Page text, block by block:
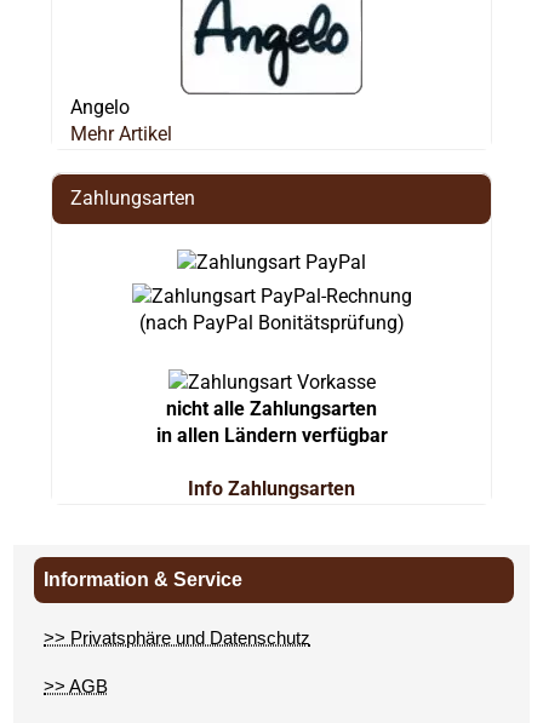
Angelo
Mehr Artikel
Zahlungsarten
(nach PayPal Bonitätsprüfung)
nicht alle Zahlungsarten
in allen Ländern verfügbar
Info Zahlungsarten
Information & Service
>> Privatsphäre und Datenschutz
>> AGB